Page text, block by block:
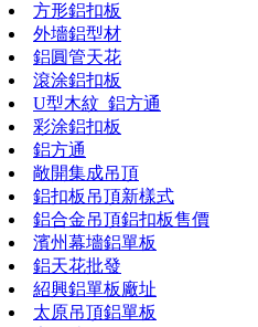
方形鋁扣板
外墻鋁型材
鋁圓管天花
滾涂鋁扣板
U型木紋_鋁方通
彩涂鋁扣板
鋁方通
敞開集成吊頂
鋁扣板吊頂新樣式
鋁合金吊頂鋁扣板售價
濱州幕墻鋁單板
鋁天花批發
紹興鋁單板廠址
太原吊頂鋁單板